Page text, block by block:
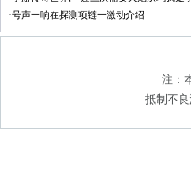
·号声一响在探测项链一激动介绍
注：
抵制不